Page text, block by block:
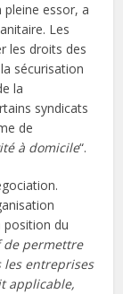
pleine essor, a
Les
les droits des
sécurisation
la
syndicats
de
à domicile“.
position du
de permettre
entreprises
applicable,